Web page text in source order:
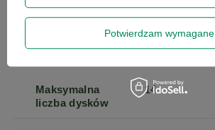
Liczba
zainstalowanych
dysków
0
Maksymalna
liczba dysków
14
Potwierdzam wymagane